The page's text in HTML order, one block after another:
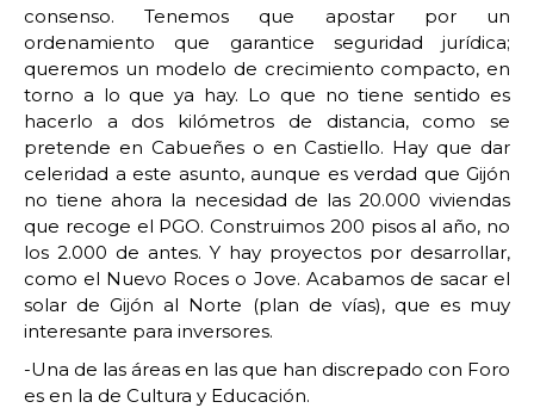
consenso. Tenemos que apostar por un
ordenamiento que garantice seguridad jurídica;
queremos un modelo de crecimiento compacto, en
torno a lo que ya hay. Lo que no tiene sentido es
hacerlo a dos kilómetros de distancia, como se
pretende en Cabueñes o en Castiello. Hay que dar
celeridad a este asunto, aunque es verdad que Gijón
no tiene ahora la necesidad de las 20.000 viviendas
que recoge el PGO. Construimos 200 pisos al año, no
los 2.000 de antes. Y hay proyectos por desarrollar,
como el Nuevo Roces o Jove. Acabamos de sacar el
solar de Gijón al Norte (plan de vías), que es muy
interesante para inversores.
-Una de las áreas en las que han discrepado con Foro
es en la de Cultura y Educación.